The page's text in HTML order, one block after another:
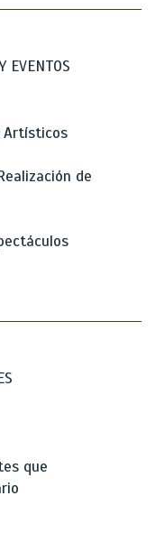
EVENTOS
Artísticos
de
que